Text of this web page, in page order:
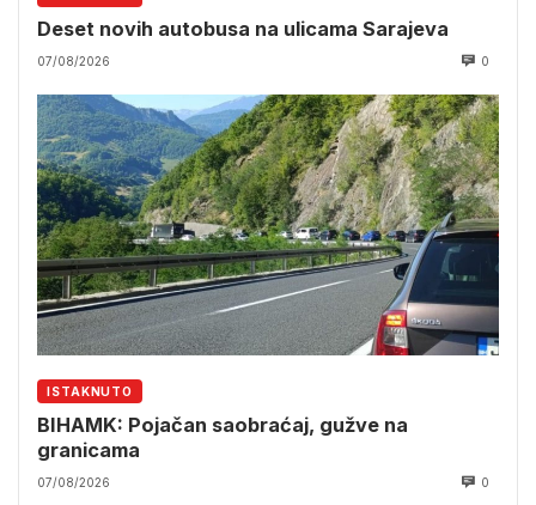
Deset novih autobusa na ulicama Sarajeva
07/08/2026 0
ISTAKNUTO
BIHAMK: Pojačan saobraćaj, gužve na
granicama
07/08/2026 0